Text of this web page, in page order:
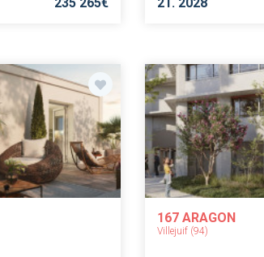
167 ARAGON
Villejuif (94)